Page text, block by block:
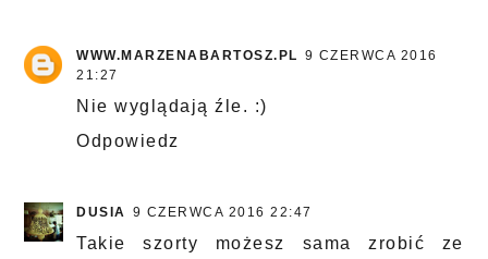
WWW.MARZENABARTOSZ.PL 9 CZERWCA 2016
21:27
Nie wyglądają źle. :)
Odpowiedz
DUSIA 9 CZERWCA 2016 22:47
Takie szorty możesz sama zrobić ze